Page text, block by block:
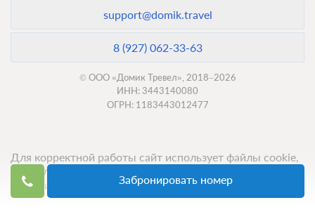
Забронировать номер
support@domik.travel
8 (927) 062-33-63
© ООО «Домик Тревел», 2018–2026
ИНН: 3443140080
ОГРН: 1183443012477
Для корректной работы сайт использует файлы cookie,
продолжение использования сервиса означает ваше
согласие с обработкой данных.